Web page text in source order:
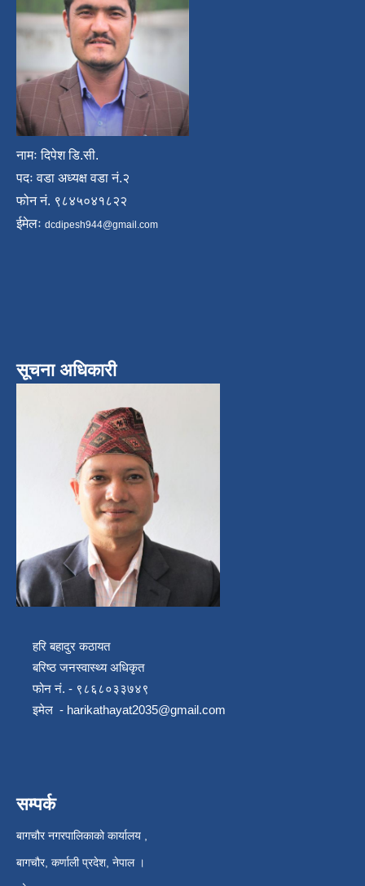
नामः दिपेश डि.सी.
पदः वडा अध्यक्ष वडा नं.२
फोन नं. ९८४५०४१८२२
ईमेलः dcdipesh944@gmail.com
सूचना अधिकारी
हरि बहादुर कठायत
बरिष्ठ जनस्वास्थ्य अधिकृत
फोन नं. - ९८६८०३३७४९
इमेल - harikathayat2035@gmail.com
सम्पर्क
बागचौर नगरपालिकाको कार्यालय ,
बागचौर, कर्णाली प्रदेश, नेपाल ।